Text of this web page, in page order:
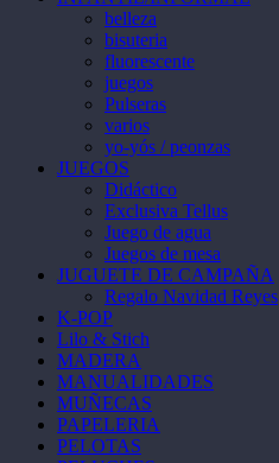
belleza
bisuteria
fluorescente
juegos
Pulseras
varios
yo-yós / peonzas
JUEGOS
Didáctico
Exclusiva Tellus
Juego de agua
Juegos de mesa
JUGUETE DE CAMPAÑA
Regalo Navidad Reyes
K-POP
Lilo & Stich
MADERA
MANUALIDADES
MUÑECAS
PAPELERIA
PELOTAS